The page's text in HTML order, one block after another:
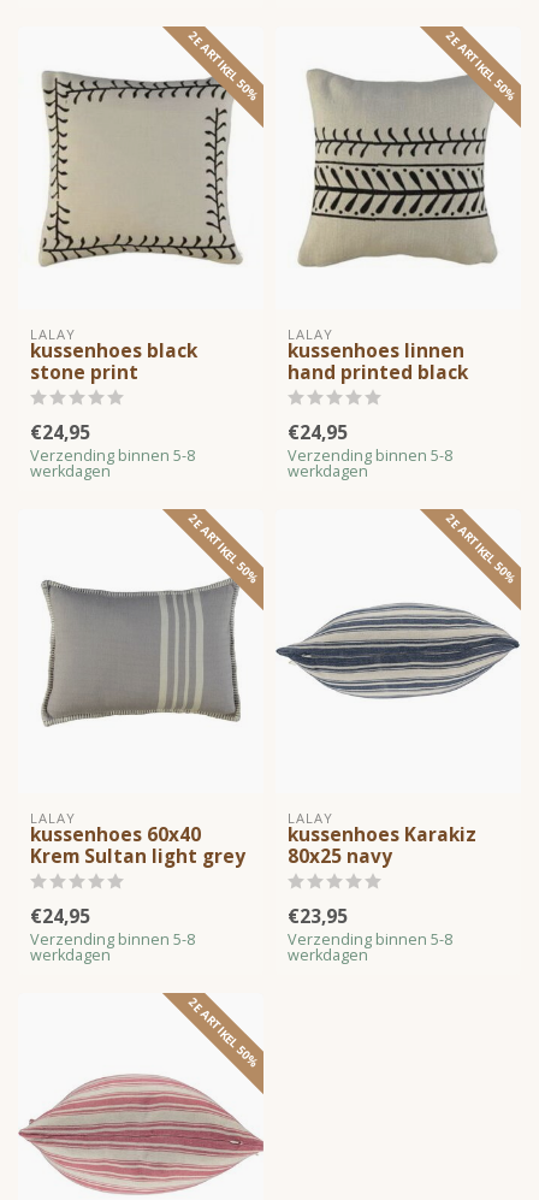
2E ARTIKEL 50%
LALAY
kussenhoes black
stone print
€24,95
Verzending binnen 5-8
werkdagen
2E ARTIKEL 50%
LALAY
kussenhoes linnen
hand printed black
€24,95
Verzending binnen 5-8
werkdagen
2E ARTIKEL 50%
LALAY
kussenhoes 60x40
Krem Sultan light grey
€24,95
Verzending binnen 5-8
werkdagen
2E ARTIKEL 50%
LALAY
kussenhoes Karakiz
80x25 navy
€23,95
Verzending binnen 5-8
werkdagen
2E ARTIKEL 50%